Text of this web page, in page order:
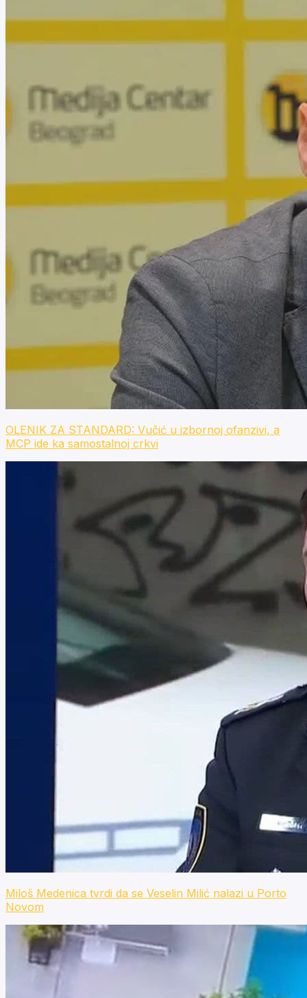
OLENIK ZA STANDARD: Vučić u izbornoj ofanzivi, a
MCP ide ka samostalnoj crkvi
Miloš Medenica tvrdi da se Veselin Milić nalazi u Porto
Novom